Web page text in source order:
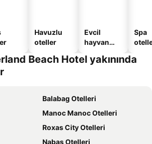
Havuzlu
oteller
Evcil
hayvan
oteller
Spa
Beach Hotel yakınında
Balabag Otelleri
Manoc Manoc Otelleri
Roxas City Otelleri
Nabas Otelleri